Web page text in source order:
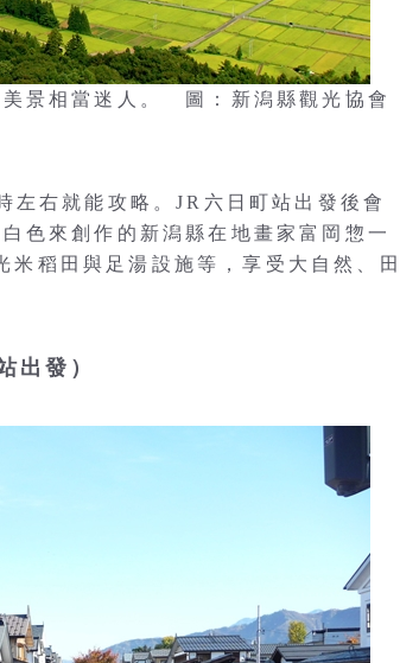
景相當迷人。 圖：新潟縣觀光協會
左右就能攻略。JR六日町站出發後會
色來創作的新潟縣在地畫家富岡惣一
稻田與足湯設施等，享受大自然、田
出發）